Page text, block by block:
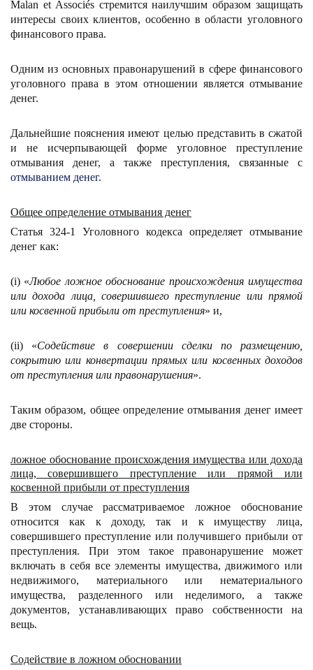
Malan et Associés стремится наилучшим образом защищать
интересы своих клиентов, особенно в области уголовного
финансового права.
Одним из основных правонарушений в сфере финансового
уголовного права в этом отношении является отмывание
денег.
Дальнейшие пояснения имеют целью представить в сжатой
и не исчерпывающей форме уголовное преступление
отмывания денег, а также преступления, связанные с
отмыванием денег.
Общее определение отмывания денег
Статья 324-1 Уголовного кодекса определяет отмывание
денег как:
(i) «Любое ложное обоснование происхождения имущества
или дохода лица, совершившего преступление или прямой
или косвенной прибыли от преступления» и,
(ii) «Содействие в совершении сделки по размещению,
сокрытию или конвертации прямых или косвенных доходов
от преступления или правонарушения».
Таким образом, общее определение отмывания денег имеет
две стороны.
ложное обоснование происхождения имущества или дохода
лица, совершившего преступление или прямой или
косвенной прибыли от преступления
В этом случае рассматриваемое ложное обоснование
относится как к доходу, так и к имуществу лица,
совершившего преступление или получившего прибыли от
преступления. При этом такое правонарушение может
включать в себя все элементы имущества, движимого или
недвижимого, материального или нематериального
имущества, разделенного или неделимого, а также
документов, устанавливающих право собственности на
вещь.
Содействие в ложном обосновании